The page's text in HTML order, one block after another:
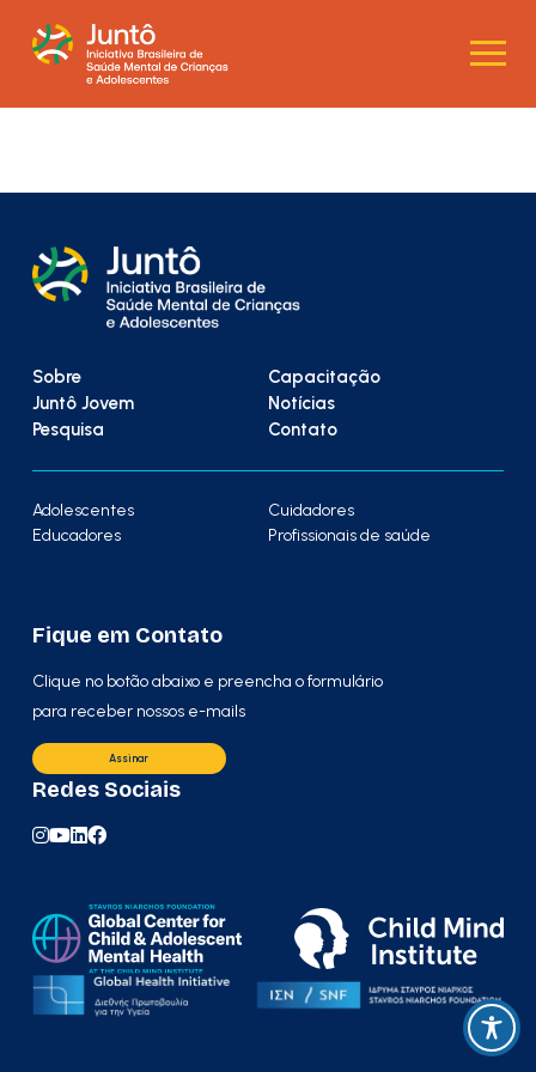
Sobre
Capacitação
Juntô Jovem
Notícias
Pesquisa
Contato
Adolescentes
Cuidadores
Educadores
Profissionais de saúde
Fique em Contato
Clique no botão abaixo e preencha o formulário
para receber nossos e-mails
Assinar
Redes Sociais